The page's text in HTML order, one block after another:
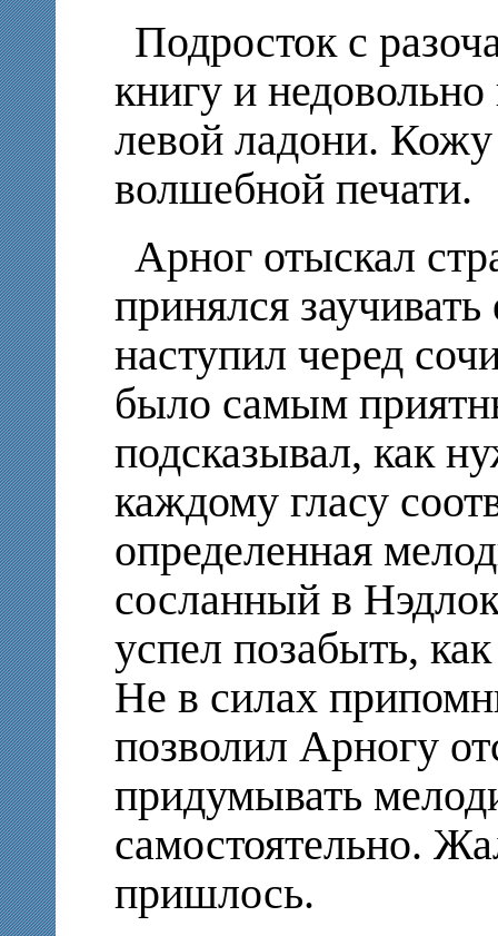
Подросток с
книгу и
левой ладони.
волшебной печати.
Арног отыскал
принялся
наступил черед
было самым
подсказывал, как
каждому гласу
определенная
сосланный в
успел позабыть,
Не в силах
позволил Арногу
придумывать
самостоятельно.
пришлось.